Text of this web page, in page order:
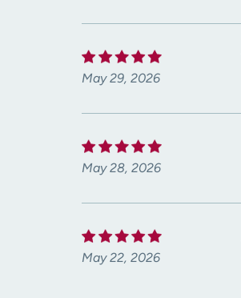
May 29, 2026
May 28, 2026
May 22, 2026